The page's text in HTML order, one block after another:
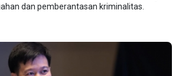
dan pemberantasan kriminalitas.